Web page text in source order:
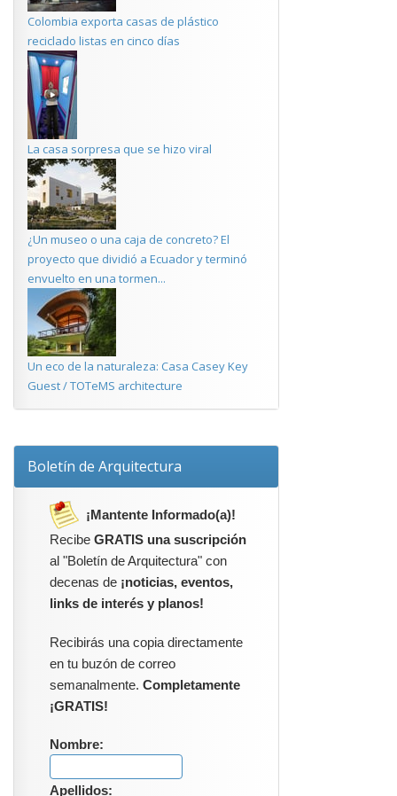
Colombia exporta casas de plástico
reciclado listas en cinco días
La casa sorpresa que se hizo viral
¿Un museo o una caja de concreto? El
proyecto que dividió a Ecuador y terminó
envuelto en una tormen...
Un eco de la naturaleza: Casa Casey Key
Guest / TOTeMS architecture
Boletín de Arquitectura
¡Mantente Informado(a)!
Recibe GRATIS una suscripción
al "Boletín de Arquitectura" con
decenas de ¡noticias, eventos,
links de interés y planos!
Recibirás una copia directamente
en tu buzón de correo
semanalmente. Completamente
¡GRATIS!
Nombre:
Apellidos: